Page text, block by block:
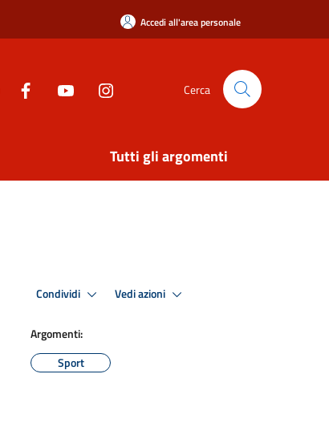
Accedi all'area personale
Cerca
Tutti gli argomenti
Condividi Vedi azioni
Argomenti:
Sport